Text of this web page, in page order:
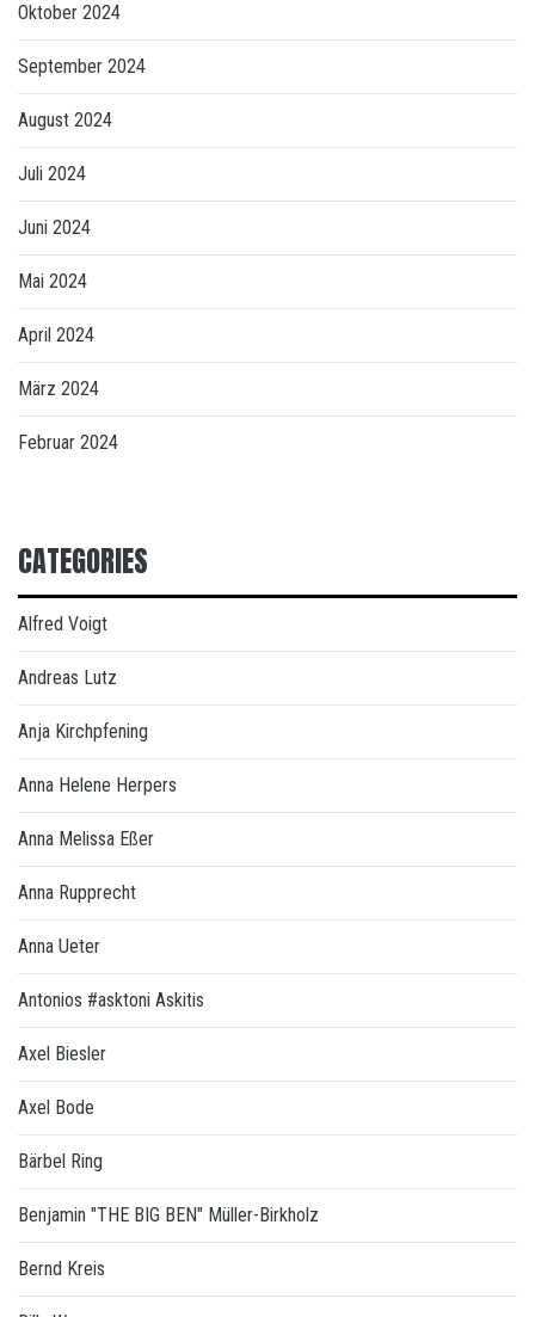
Oktober 2024
September 2024
August 2024
Juli 2024
Juni 2024
Mai 2024
April 2024
März 2024
Februar 2024
CATEGORIES
Alfred Voigt
Andreas Lutz
Anja Kirchpfening
Anna Helene Herpers
Anna Melissa Eßer
Anna Rupprecht
Anna Ueter
Antonios #asktoni Askitis
Axel Biesler
Axel Bode
Bärbel Ring
Benjamin "THE BIG BEN" Müller-Birkholz
Bernd Kreis